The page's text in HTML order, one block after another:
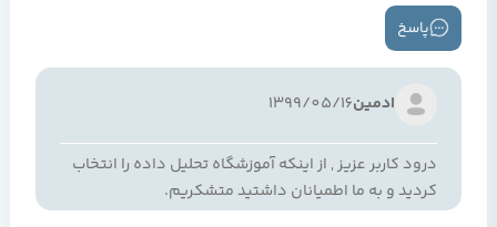
پاسخ
ادمین1399/05/16
درود کاربر عزیز , از اینکه آموزشگاه تحلیل داده را انتخاب
کردید و به ما اطمیانان داشتید متشکریم.